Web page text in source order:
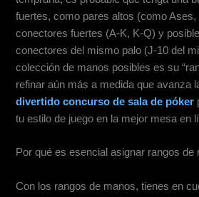
fuertes, como pares altos (como
conectores fuertes (A-K, K-Q) y
conectores del mismo palo (J-10 del
colección de manos posibles es su
refinar aún más a medida que avanza
divertido concurso de sala de póker
tu estilo de juego en la mejor mesa en
Por qué es esencial asignar rangos de
Con los rangos de manos, tienes en